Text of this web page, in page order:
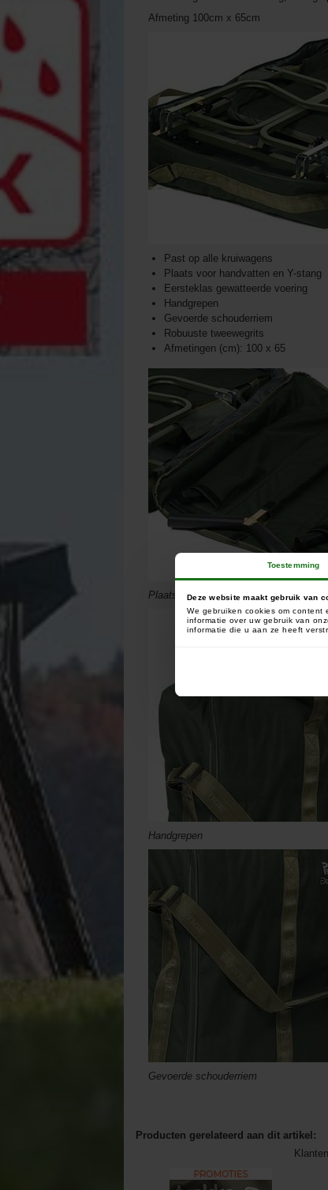
Toestemming
Deze website maakt gebruik van
We gebruiken cookies om content
informatie over uw gebruik van
informatie die u aan ze heeft
Afmeting 100cm x 65cm
Past op alle kruiwagens
Plaats voor handvatten en Y-stang
Eersteklas gewatteerde voering
Handgrepen
Gevoerde schouderriem
Robuuste tweewegrits
Afmetingen (cm): 100 x 65
Plaats voor handvatten en Y-stang
Handgrepen
Gevoerde schouderriem
Producten gerelateerd aan dit artikel: